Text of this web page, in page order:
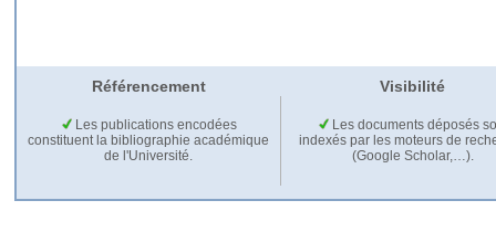
Référencement Visibilité
Les publications encodées
constituent la bibliographie académique
de l'Université.
Les documents déposés
indexés par les moteurs de
(Google Scholar,…).